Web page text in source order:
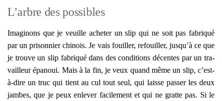
L’arbre des possibles
Ima­gi­nons que je veuille ache­ter un slip qui ne soit pas fabri­qué
par un pri­son­nier chi­nois. Je vais fouiller, refouiller, jusqu’à ce que
je trouve un slip fabri­qué dans des condi­tions décentes par un tra­
vailleur épa­noui. Mais à la fin, je veux quand même un slip, c’est-
à-dire un truc qui tient au cul tout seul, qui laisse pas­ser les deux
jambes, que je peux enle­ver faci­le­ment et qui ne gratte pas. Si le